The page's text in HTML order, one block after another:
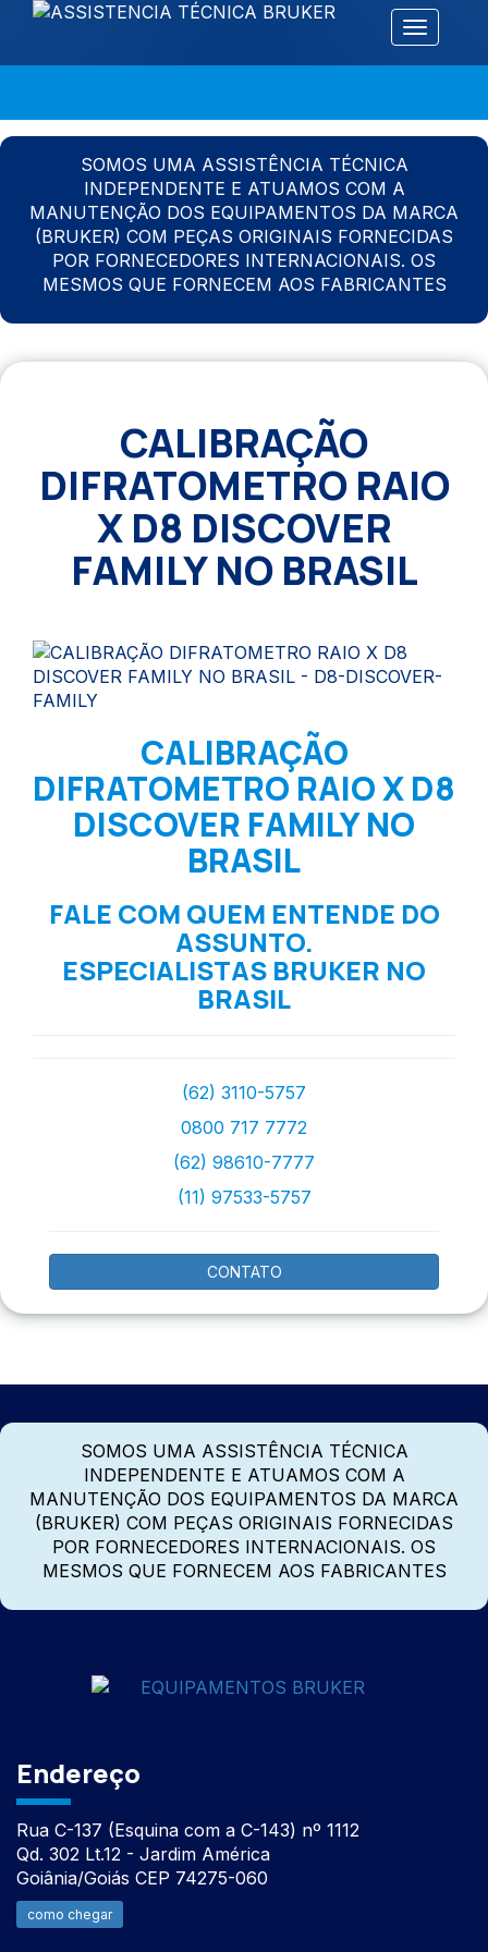
Alternar
SOMOS UMA ASSISTÊNCIA TÉCNICA
INDEPENDENTE E ATUAMOS COM A
MANUTENÇÃO DOS EQUIPAMENTOS DA MARCA
(BRUKER) COM PEÇAS ORIGINAIS FORNECIDAS
POR FORNECEDORES INTERNACIONAIS. OS
MESMOS QUE FORNECEM AOS FABRICANTES
CALIBRAÇÃO
DIFRATOMETRO RAIO
X D8 DISCOVER
FAMILY NO BRASIL
CALIBRAÇÃO
DIFRATOMETRO RAIO X D8
DISCOVER FAMILY NO
BRASIL
FALE COM QUEM ENTENDE DO
ASSUNTO.
ESPECIALISTAS BRUKER NO
BRASIL
(62) 3110-5757
0800 717 7772
(62) 98610-7777
(11) 97533-5757
CONTATO
SOMOS UMA ASSISTÊNCIA TÉCNICA
INDEPENDENTE E ATUAMOS COM A
MANUTENÇÃO DOS EQUIPAMENTOS DA MARCA
(BRUKER) COM PEÇAS ORIGINAIS FORNECIDAS
POR FORNECEDORES INTERNACIONAIS. OS
MESMOS QUE FORNECEM AOS FABRICANTES
Endereço
Rua C-137 (Esquina com a C-143) nº 1112
Qd. 302 Lt.12 - Jardim América
Goiânia/Goiás CEP 74275-060
como chegar